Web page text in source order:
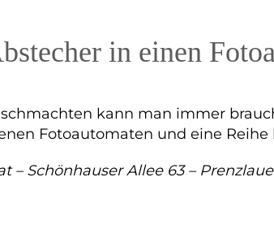
in einen
kann man immer
Fotoautomaten und eine Reihe
– Schönhauser Allee 63 –